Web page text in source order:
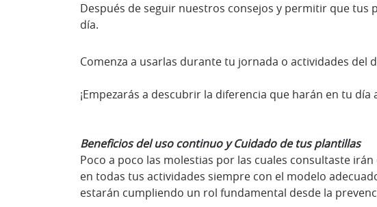
Después de seguir nuestros consejos y permitir que
día.
Comenza a usarlas durante tu jornada o actividades
¡Empezarás a descubrir la diferencia que harán en tu día
Beneficios del uso continuo y Cuidado de tus plantillas
Poco a poco las molestias por las cuales consultaste
en todas tus actividades siempre con el modelo
estarán cumpliendo un rol fundamental desde la